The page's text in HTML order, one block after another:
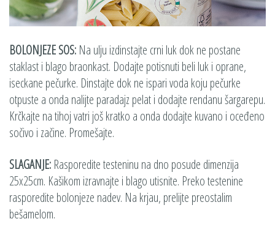
BOLONJEZE SOS: Na ulju izdinstajte crni luk dok ne postane
staklast i blago braonkast. Dodajte potisnuti beli luk i oprane,
iseckane pečurke. Dinstajte dok ne ispari voda koju pečurke
otpuste a onda nalijte paradajz pelat i dodajte rendanu šargarepu.
Krčkajte na tihoj vatri još kratko a onda dodajte kuvano i oceđeno
sočivo i začine. Promešajte.
SLAGANJE: Rasporedite testeninu na dno posude dimenzija
25x25cm. Kašikom izravnajte i blago utisnite. Preko testenine
rasporedite bolonjeze nadev. Na krjau, prelijte preostalim
bešamelom.